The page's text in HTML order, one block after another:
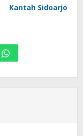
Kantah Sidoarjo